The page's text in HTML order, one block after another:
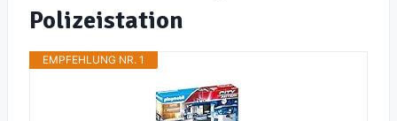
Polizeistation
EMPFEHLUNG NR. 1